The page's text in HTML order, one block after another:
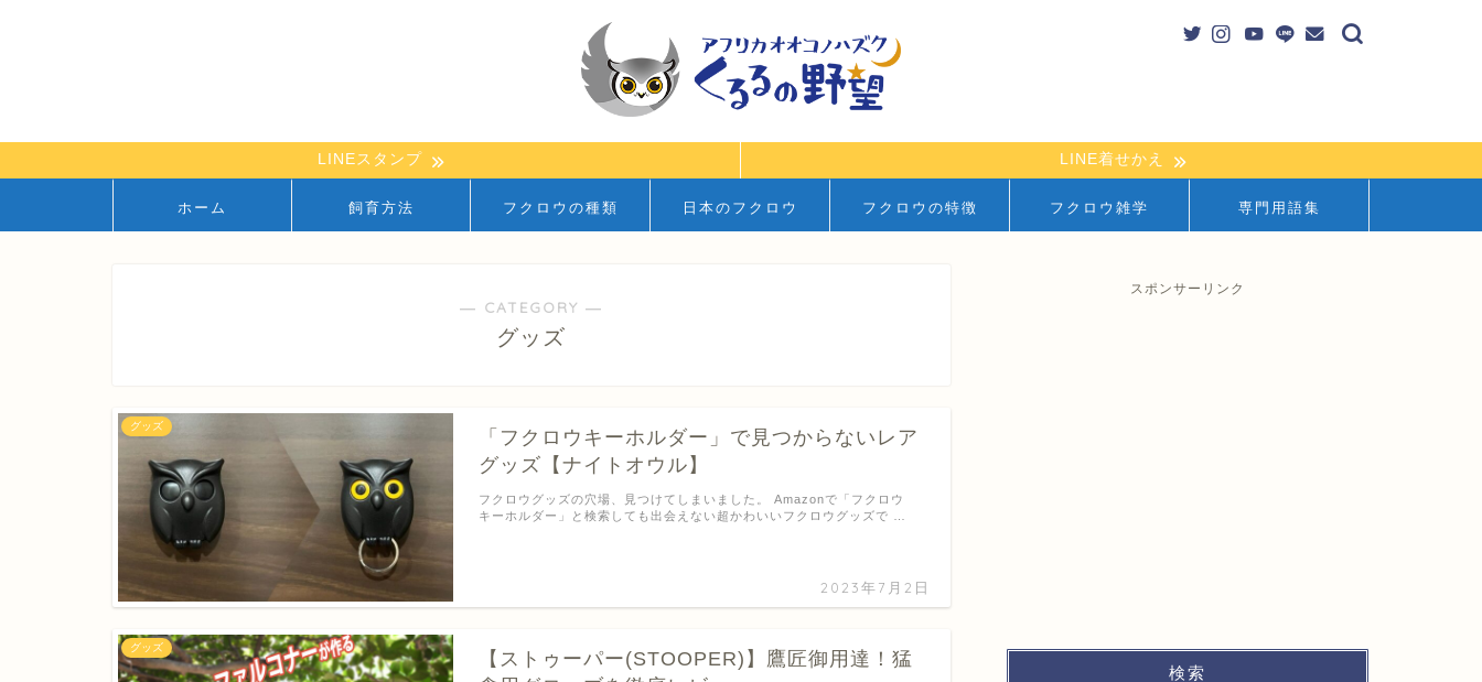
LINEスタンプ LINE着せかえ
ホーム 飼育方法 フクロウの種類 日本のフクロウ フクロウの特徴 フクロウ雑学 専門用語集
― CATEGORY ―
グッズ
グッズ
「フクロウキーホルダー」で見つからないレア
グッズ【ナイトオウル】
2023年7月2日
フクロウグッズの穴場、見つけてしまいました。 Amazonで「フクロウ
キーホルダー」と検索しても出会えない超かわいいフクロウグッズで …
グッズ
【ストゥーパー(STOOPER)】鷹匠御用達！猛
スポンサーリンク
検索